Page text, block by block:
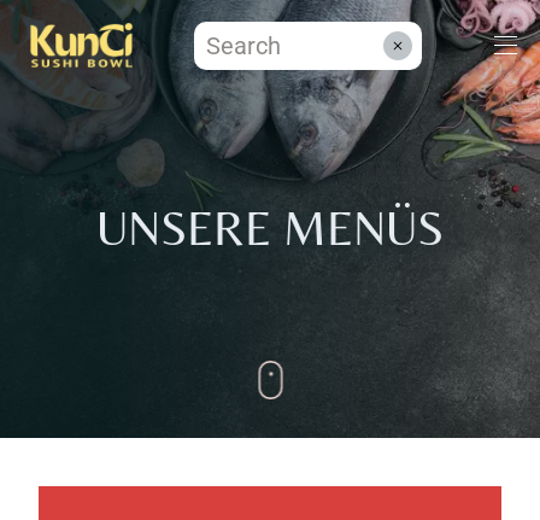
Menüs
Kontakt
×
STARTER MENÜ 1
8,50
8,50
ANZEIGEN
UNSERE MENÜS